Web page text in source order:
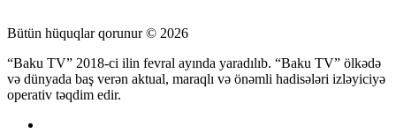
Bütün hüquqlar qorunur © 2026
“Baku TV” 2018-ci ilin fevral ayında yaradılıb. “Baku TV” ölkədə
və dünyada baş verən aktual, maraqlı və önəmli hadisələri izləyiciyə
operativ təqdim edir.